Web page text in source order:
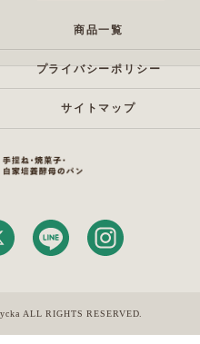
商品一覧
プライバシーポリシー
サイトマップ
ALL RIGHTS RESERVED.